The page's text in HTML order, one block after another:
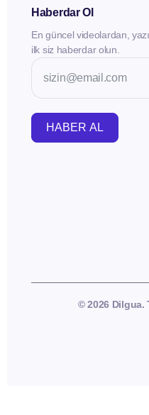
Haberdar Ol
En güncel videolardan,
ilk siz haberdar olun.
HABER AL
© 2026 Dilgua.